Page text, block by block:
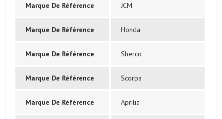
Marque De Référence JCM
Marque De Référence Honda
Marque De Référence Sherco
Marque De Référence Scorpa
Marque De Référence Aprilia